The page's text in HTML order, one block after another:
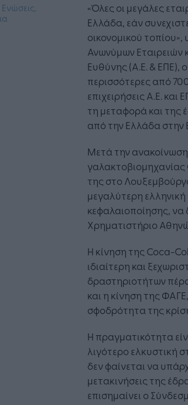
Ενώσεις,
«Όλες οι μεγάλες
Ελλάδα, εάν
οικονομικού
Ανωνύμων Εταιρειών
Ευθύνης (Α.Ε. & ΕΠΕ),
περισσότερες από
επιχειρήσεις Α.Ε.
τη μεταφορά και της
από την Ελλάδα στην
Μετά την ανακοίνωση
γαλακτοβιομηχανίας
της στο
μεγαλύτερη ελληνική
κεφαλαιοποίησης,
Χρηματιστήριο
Η κίνηση της Coca-
ιδιαίτερη και
δραστηριοτήτων
και η κίνηση της
σφοδρότητα της
Η πραγματικότητα
λιγότερο ελκυστική
δεν φαίνεται να
μετακινήσεις της
επισημαίνει ο